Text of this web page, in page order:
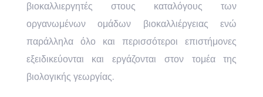
βιοκαλλιεργητές στους καταλόγους των
οργανωμένων ομάδων βιοκαλλιέργειας ενώ
παράλληλα όλο και περισσότεροι επιστήμονες
εξειδικεύονται και εργάζονται στον τομέα της
βιολογικής γεωργίας.